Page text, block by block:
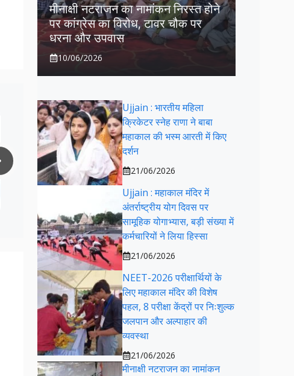
मीनाक्षी नटराजन का नामांकन निरस्त होने
पर कांग्रेस का विरोध, टावर चौक पर
धरना और उपवास
10/06/2026
Ujjain : भारतीय महिला
क्रिकेटर स्नेह राणा ने बाबा
महाकाल की भस्म आरती में किए
दर्शन
21/06/2026
Ujjain : महाकाल मंदिर में
अंतर्राष्ट्रीय योग दिवस पर
सामूहिक योगाभ्यास, बड़ी संख्या में
कर्मचारियों ने लिया हिस्सा
21/06/2026
NEET-2026 परीक्षार्थियों के
लिए महाकाल मंदिर की विशेष
पहल, 8 परीक्षा केंद्रों पर निःशुल्क
जलपान और अल्पाहार की
व्यवस्था
21/06/2026
मीनाक्षी नटराजन का नामांकन